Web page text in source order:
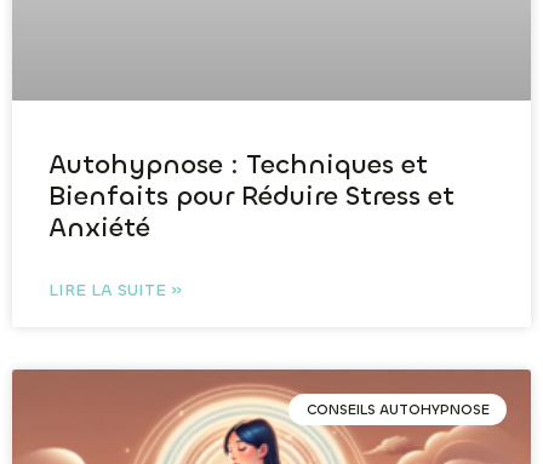
Autohypnose : Techniques et
Bienfaits pour Réduire Stress et
Anxiété
LIRE LA SUITE »
CONSEILS AUTOHYPNOSE